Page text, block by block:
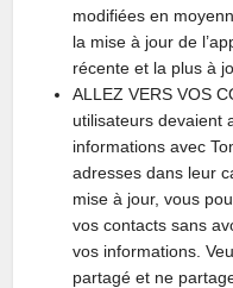
modifiées en
la mise à jour de
récente et la plus à
ALLEZ VERS VOS
utilisateurs devaient
informations avec
adresses dans leur
mise à jour, vous
vos contacts sans
vos informations.
partagé et ne